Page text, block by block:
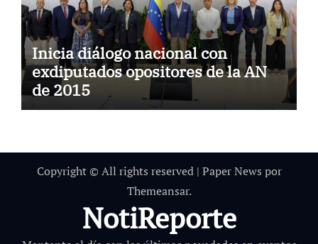
Inicia diálogo nacional con
exdiputados opositores de la AN
de 2015
Copyright © All rights reserved | Paper News por
Themeansar.
NotiReporte